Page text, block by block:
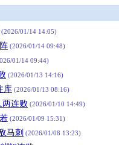
(2026/01/14 14:05)
(2026/01/14 09:48)
01/14 09:44)
(2026/01/13 14:16)
库 (2026/01/13 08:16)
两连败 (2026/01/10 14:49)
(2026/01/09 15:31)
马刺 (2026/01/08 13:23)